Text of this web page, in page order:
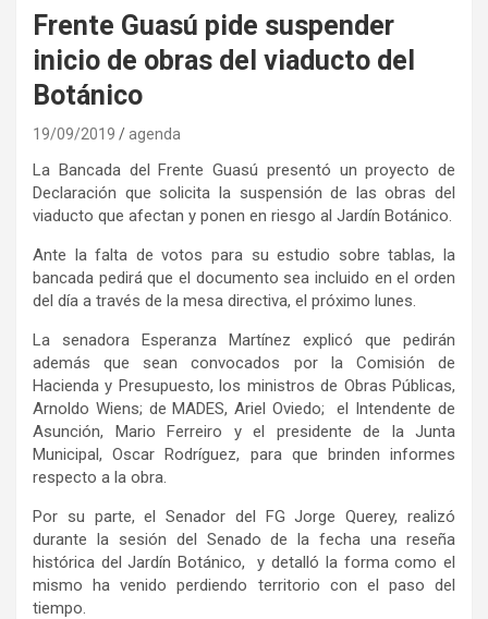
Frente Guasú pide suspender
inicio de obras del viaducto del
Botánico
19/09/2019 agenda
La Bancada del Frente Guasú presentó un proyecto de
Declaración que solicita la suspensión de las obras del
viaducto que afectan y ponen en riesgo al Jardín Botánico.
Ante la falta de votos para su estudio sobre tablas, la
bancada pedirá que el documento sea incluido en el orden
del día a través de la mesa directiva, el próximo lunes.
La senadora Esperanza Martínez explicó que pedirán
además que sean convocados por la Comisión de
Hacienda y Presupuesto, los ministros de Obras Públicas,
Arnoldo Wiens; de MADES, Ariel Oviedo; el Intendente de
Asunción, Mario Ferreiro y el presidente de la Junta
Municipal, Oscar Rodríguez, para que brinden informes
respecto a la obra.
Por su parte, el Senador del FG Jorge Querey, realizó
durante la sesión del Senado de la fecha una reseña
histórica del Jardín Botánico, y detalló la forma como el
mismo ha venido perdiendo territorio con el paso del
tiempo.